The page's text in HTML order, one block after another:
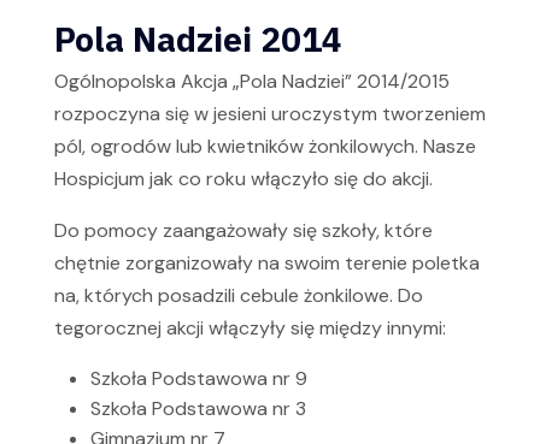
Pola Nadziei 2014
Ogólnopolska Akcja „Pola Nadziei” 2014/2015
rozpoczyna się w jesieni uroczystym tworzeniem
pól, ogrodów lub kwietników żonkilowych. Nasze
Hospicjum jak co roku włączyło się do akcji.
Do pomocy zaangażowały się szkoły, które
chętnie zorganizowały na swoim terenie poletka
na, których posadzili cebule żonkilowe. Do
tegorocznej akcji włączyły się między innymi:
Szkoła Podstawowa nr 9
Szkoła Podstawowa nr 3
Gimnazjum nr 7